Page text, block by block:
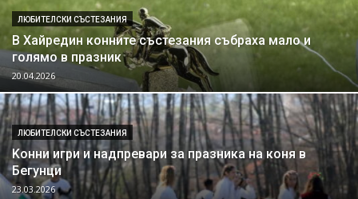
ЛЮБИТЕЛСКИ СЪСТЕЗАНИЯ
В Хайредин конните състезания събраха мало и
голямо в празник
20.04.2026
ЛЮБИТЕЛСКИ СЪСТЕЗАНИЯ
Kонни игри и надпревари за празника на коня в
Бегунци
23.03.2026